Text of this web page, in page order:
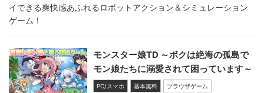
イできる爽快感あふれるロボットアクション＆シミュレーション
ゲーム！
モンスター娘TD ～ボクは絶海の孤島で
モン娘たちに溺愛されて困っています～
PC/スマホ 基本無料 ブラウザゲーム